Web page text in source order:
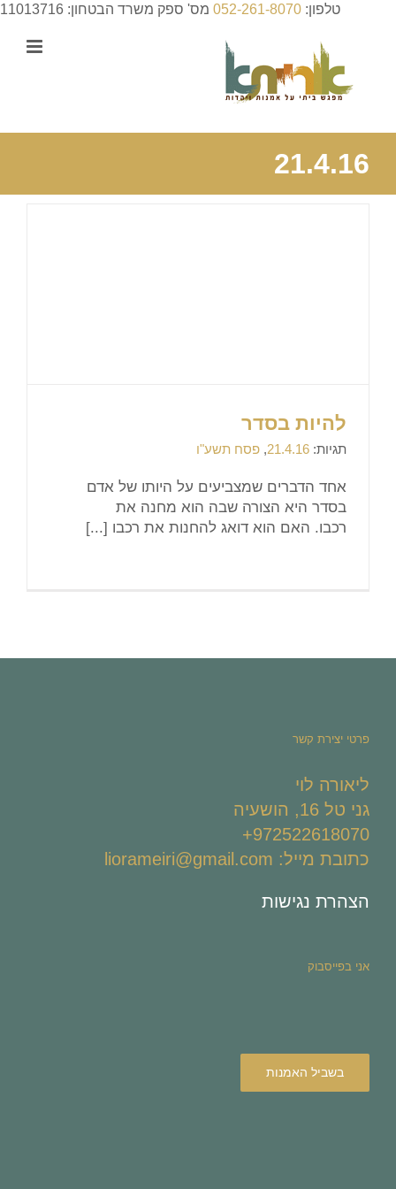
טלפון: 052-261-8070 מס' ספק משרד הבטחון: 11013716
21.4.16
להיות בסדר
תגיות: 21.4.16
, פסח תשע"ו
אחד הדברים שמצביעים על היותו של אדם
בסדר היא הצורה שבה הוא מחנה את
רכבו. האם הוא דואג להחנות את רכבו [...]
פרטי יצירת קשר
ליאורה לוי
גני טל 16, הושעיה
972522618070+
כתובת מייל: liorameiri@gmail.com
הצהרת נגישות
אני בפייסבוק
בשביל האמנות